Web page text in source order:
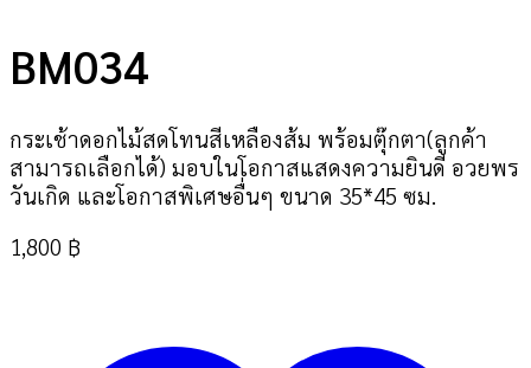
BM034
กระเช้าดอกไม้สดโทนสีเหลืองส้ม พร้อมตุ๊กตา(ลูกค้า
สามารถเลือกได้) มอบในโอกาสแสดงความยินดี อวยพร
วันเกิด และโอกาสพิเศษอื่นๆ ขนาด 35*45 ซม.
1,800 ฿